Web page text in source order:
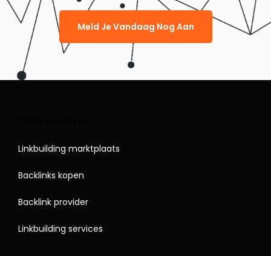
Meld Je Vandaag Nog Aan
Linkbuilding marktplaats
Backlinks kopen
Backlink provider
Linkbuilding services